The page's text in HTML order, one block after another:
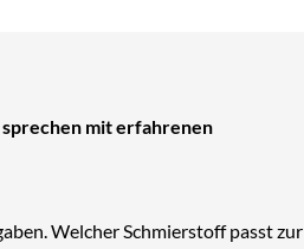
sprechen mit erfahrenen
Welcher Schmierstoff passt zur